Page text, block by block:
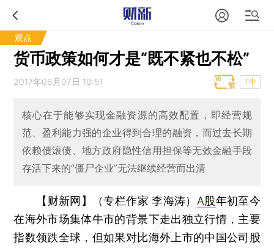
观点
货币政策如何才是“既不紧也不松”
2017年06月07日 10:51 T中
核心在于能够实现金融资源的高效配置，即经营规
范、盈利能力强的企业得到合理的融资，而过去长期
依赖债滚债、地方政府隐性信用担保等无效金融手段
存活下来的“僵尸企业”无法继续经营而出清
【财新网】（专栏作家 李海涛） A股年初至今
在海外市场集体牛市的背景下走出独立行情，主要
指数领跌全球，但如果对比海外上市的中国公司股